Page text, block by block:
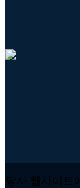
당사 웹사이트